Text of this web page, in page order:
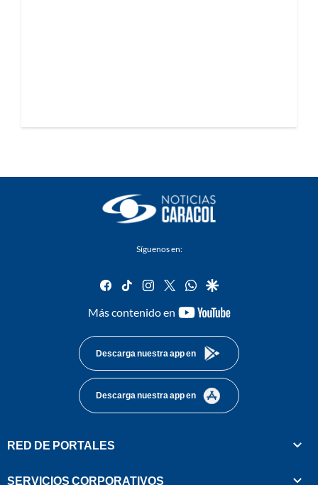
Síguenos en:
facebook
tiktok instagram
twitterwhatsapp
google
Más contenido en
youtube-
Descarga nuestra app en
Descarga nuestra app en
RED DE PORTALES
SERVICIOS CORPORATIVOS